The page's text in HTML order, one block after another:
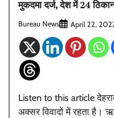
मुकदमा दर्ज, देश में 24
Bureau News April 22,
Listen to this article
अक्सर विवादों में रहता है।